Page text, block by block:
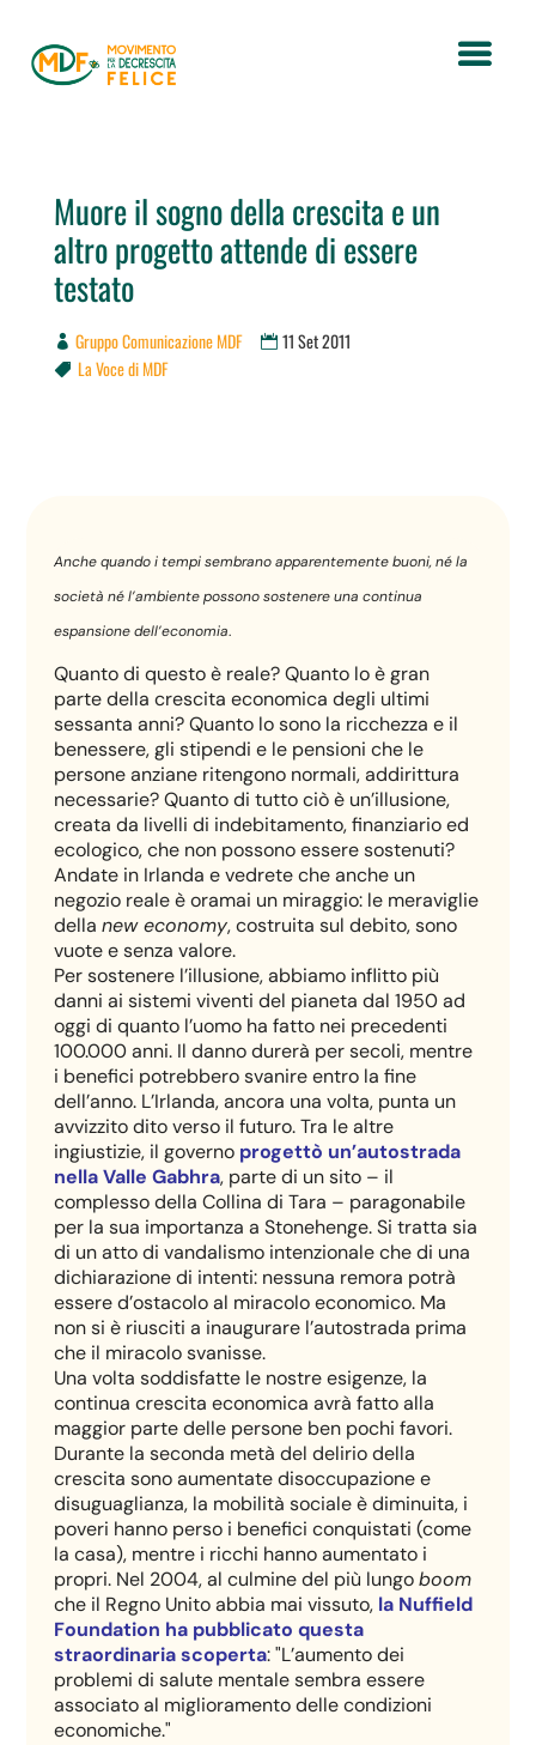
Muore il sogno della crescita e un
altro progetto attende di essere
testato
Gruppo Comunicazione MDF 11 Set 2011
 La Voce di MDF
Anche quando i tempi sembrano apparentemente buoni, né la
società né l’ambiente possono sostenere una continua
espansione dell’economia.
Quanto di questo è reale? Quanto lo è gran
parte della crescita economica degli ultimi
sessanta anni? Quanto lo sono la ricchezza e il
benessere, gli stipendi e le pensioni che le
persone anziane ritengono normali, addirittura
necessarie? Quanto di tutto ciò è un’illusione,
creata da livelli di indebitamento, finanziario ed
ecologico, che non possono essere sostenuti?
Andate in Irlanda e vedrete che anche un
negozio reale è oramai un miraggio: le meraviglie
dellanew economy, costruita sul debito, sono
vuote e senza valore.
Per sostenere l’illusione, abbiamo inflitto più
danni ai sistemi viventi del pianeta dal 1950 ad
oggi di quanto l’uomo ha fatto nei precedenti
100.000 anni. Il danno durerà per secoli, mentre
i benefici potrebbero svanire entro la fine
dell’anno. L’Irlanda, ancora una volta, punta un
avvizzito dito verso il futuro. Tra le altre
ingiustizie, il governo progettò un’autostrada
nella Valle Gabhra, parte di un sito – il
complesso della Collina di Tara – paragonabile
per la sua importanza a Stonehenge. Si tratta sia
di un atto di vandalismo intenzionale che di una
dichiarazione di intenti: nessuna remora potrà
essere d’ostacolo al miracolo economico. Ma
non si è riusciti a inaugurare l’autostrada prima
che il miracolo svanisse.
Una volta soddisfatte le nostre esigenze, la
continua crescita economica avrà fatto alla
maggior parte delle persone ben pochi favori.
Durante la seconda metà del delirio della
crescita sono aumentate disoccupazione e
disuguaglianza, la mobilità sociale è diminuita, i
poveri hanno perso i benefici conquistati (come
la casa), mentre i ricchi hanno aumentato i
propri. Nel 2004, al culmine del più lungoboom
che il Regno Unito abbia mai vissuto, la Nuffield
Foundation ha pubblicato questa
straordinaria scoperta: "L’aumento dei
problemi di salute mentale sembra essere
associato al miglioramento delle condizioni
economiche."